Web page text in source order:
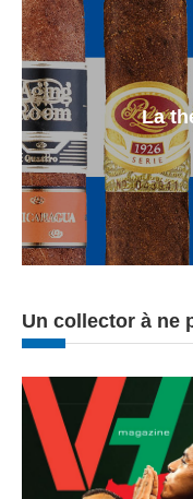
La
Un collector à ne